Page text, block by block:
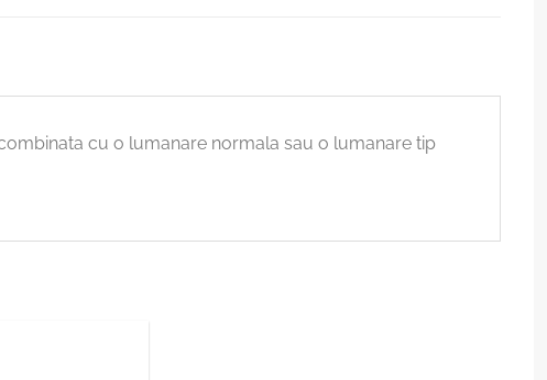
cu o lumanare normala sau o lumanare tip